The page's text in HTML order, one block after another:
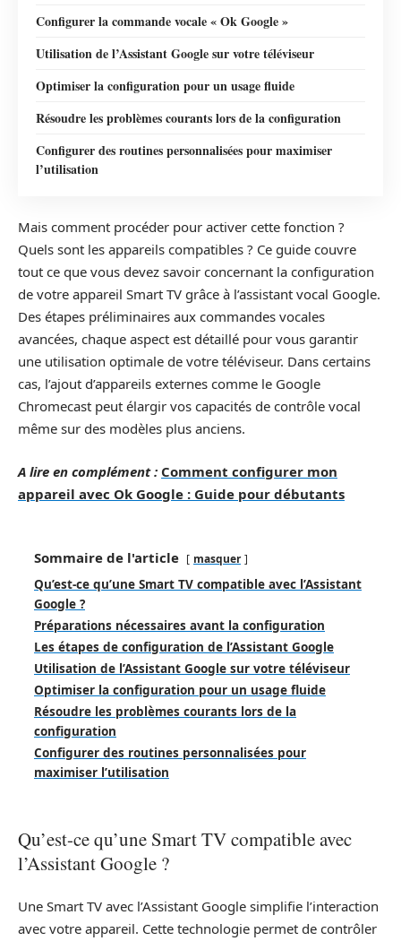
Configurer la commande vocale « Ok Google »
Utilisation de l’Assistant Google sur votre téléviseur
Optimiser la configuration pour un usage fluide
Résoudre les problèmes courants lors de la configuration
Configurer des routines personnalisées pour maximiser
l’utilisation
Mais comment procéder pour activer cette fonction ?
Quels sont les appareils compatibles ? Ce guide couvre
tout ce que vous devez savoir concernant la configuration
de votre appareil Smart TV grâce à l’assistant vocal Google.
Des étapes préliminaires aux commandes vocales
avancées, chaque aspect est détaillé pour vous garantir
une utilisation optimale de votre téléviseur. Dans certains
cas, l’ajout d’appareils externes comme le Google
Chromecast peut élargir vos capacités de contrôle vocal
même sur des modèles plus anciens.
A lire en complément : Comment configurer mon
appareil avec Ok Google : Guide pour débutants
Sommaire de l'article masquer
Qu’est-ce qu’une Smart TV compatible avec l’Assistant
Google ?
Préparations nécessaires avant la configuration
Les étapes de configuration de l’Assistant Google
Utilisation de l’Assistant Google sur votre téléviseur
Optimiser la configuration pour un usage fluide
Résoudre les problèmes courants lors de la
configuration
Configurer des routines personnalisées pour
maximiser l’utilisation
Qu’est-ce qu’une Smart TV compatible avec
l’Assistant Google ?
Une Smart TV avec l’Assistant Google simplifie l’interaction
avec votre appareil. Cette technologie permet de contrôler